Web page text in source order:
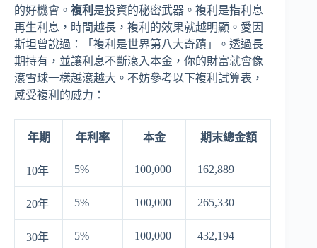
的好機會。 複利 是投資的秘密武器。複利是指利息
再生利息，時間越長，複利的效果就越明顯。愛因
斯坦曾說過：「複利是世界第八大奇蹟」。透過長
期持有，並讓利息不斷滾入本金，你的財富就會像
滾雪球一樣越滾越大。不妨參考以下複利試算表，
感受複利的威力：
年期 年利率 本金 期末總金額
10年 5% 100,000 162,889
20年 5% 100,000 265,330
30年 5% 100,000 432,194